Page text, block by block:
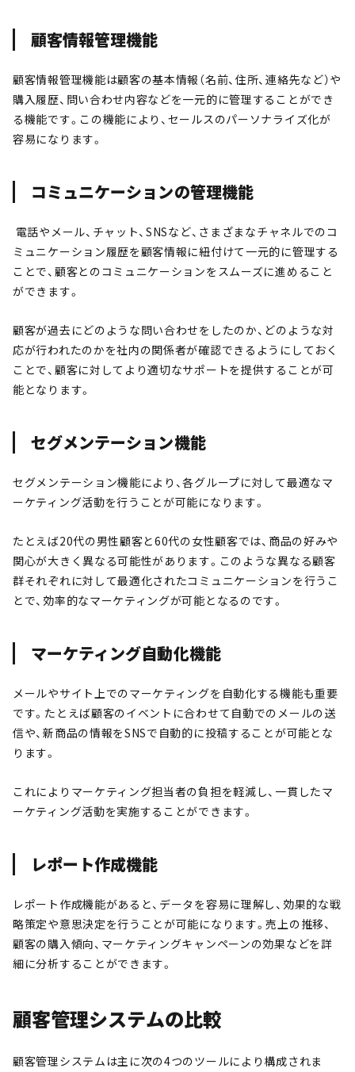
顧客情報管理機能
顧客情報管理機能は顧客の基本情報（名前、住所、連絡先など）や
購入履歴、問い合わせ内容などを一元的に管理することができ
る機能です。この機能により、セールスのパーソナライズ化が
容易になります。
コミュニケーションの管理機能
電話やメール、チャット、SNSなど、さまざまなチャネルでのコ
ミュニケーション履歴を顧客情報に紐付けて一元的に管理する
ことで、顧客とのコミュニケーションをスムーズに進めること
ができます。
顧客が過去にどのような問い合わせをしたのか、どのような対
応が行われたのかを社内の関係者が確認できるようにしておく
ことで、顧客に対してより適切なサポートを提供することが可
能となります。
セグメンテーション機能
セグメンテーション機能により、各グループに対して最適なマ
ーケティング活動を行うことが可能になります。
たとえば20代の男性顧客と60代の女性顧客では、商品の好みや
関心が大きく異なる可能性があります。このような異なる顧客
群それぞれに対して最適化されたコミュニケーションを行うこ
とで、効率的なマーケティングが可能となるのです。
マーケティング自動化機能
メールやサイト上でのマーケティングを自動化する機能も重要
です。たとえば顧客のイベントに合わせて自動でのメールの送
信や、新商品の情報をSNSで自動的に投稿することが可能とな
ります。
これによりマーケティング担当者の負担を軽減し、一貫したマ
ーケティング活動を実施することができます。
レポート作成機能
レポート作成機能があると、データを容易に理解し、効果的な戦
略策定や意思決定を行うことが可能になります。売上の推移、
顧客の購入傾向、マーケティングキャンペーンの効果などを詳
細に分析することができます。
顧客管理システムの比較
顧客管理システムは主に次の4つのツールにより構成されま